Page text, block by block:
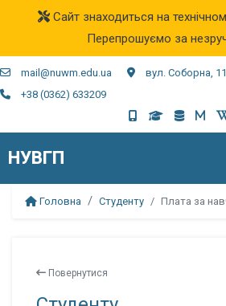
Сайт знаходиться на
Перепрошуємо за
mail@nuwm.edu.ua
вул. Соборна,
+38 (0362) 633209
Головна Студенту Плата за
Повернутися